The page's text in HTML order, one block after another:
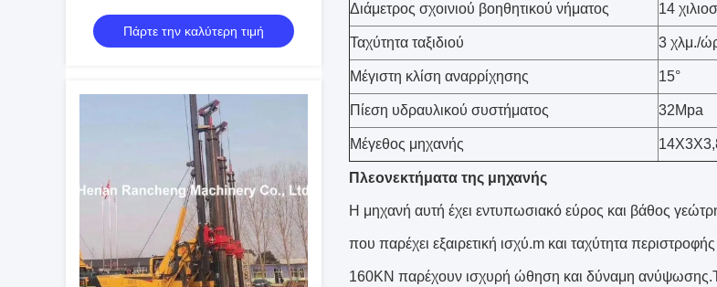
ελέγχου με άγγιγμα γεωτρική μηχανή
Πάρτε την καλύτερη τιμή
Διάμετρος σχοινιού βοηθητικού νήματος 14
Ταχύτητα ταξιδιού 3 χλμ./
Μέγιστη κλίση αναρρίχησης 15°
Πίεση υδραυλικού συστήματος 32Mpa
Μέγεθος μηχανής
Πλεονεκτήματα της μηχανής
Η μηχανή αυτή έχει εντυπωσιακό εύρος και βάθος
που παρέχει εξαιρετική ισχύ.m και ταχύτητα
160KN παρέχουν ισχυρή ώθηση και δύναμη ανύψωσης.Το